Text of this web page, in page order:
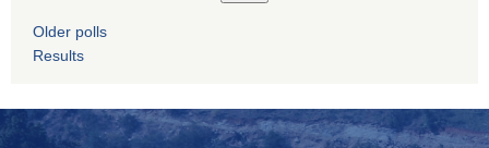
Older polls
Results